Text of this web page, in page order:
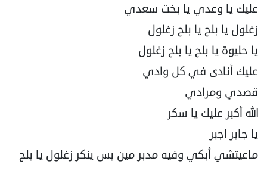
عليك يا وعدي يا بخت سعدي
زغلول يا بلح يا بلح زغلول
يا حليوة يا بلح يا بلح زغلول
عليك أنادى في كل وادي
قصدي ومرادي
الله أكبر عليك يا سكر
يا جابر اجبر
ماعيتشي أبكي وفيه مدبر مين بس ينكر زغلول يا بلح